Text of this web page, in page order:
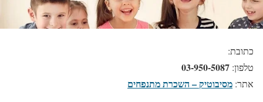
כתובת:
טלפון: 03-950-5087
אתר: מסיבוטיק – השכרת מתנפחים